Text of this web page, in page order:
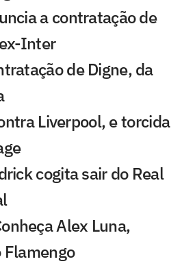
a contratação de
Inter
de Digne, da
Liverpool, e torcida
cogita sair do Real
Alex Luna,